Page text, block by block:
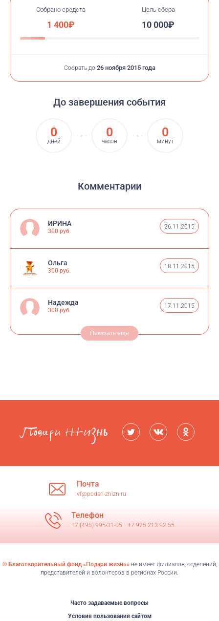
Собрано средств
1 400₽
Цель сбора
10 000₽
Собрать до 26 ноября 2015 года
До завершения события
0
дней
0
часов
0
минут
Комментарии
ИРИНА
300 руб.
26.11.2015
Ольга
300 руб.
18.11.2015
Надежда
300 руб.
17.11.2015
Показать еще
Почта
vf@podari-zhizn.ru
Телефон
+7 (495) 995-31-05 +7 925 213 92 55
© Благотворительный фонд «Подари жизнь»не имеет филиалов, отделений,
представителей и волонтеров в регионах России.
Часто задаваемые вопросы
Условия пользования сайтом